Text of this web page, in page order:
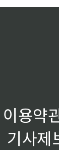
이용약
기사제